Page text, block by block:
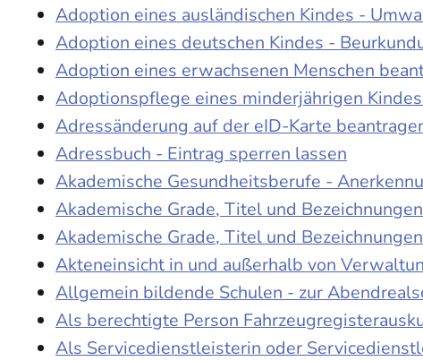
Adoption eines ausländischen Kindes -
Adoption eines deutschen Kindes -
Adoption eines erwachsenen Menschen
Adoptionspflege eines minderjährigen
Adressänderung auf der eID-Karte
Adressbuch - Eintrag sperren lassen
Akademische Gesundheitsberufe -
Akademische Grade, Titel und
Akademische Grade, Titel und
Akteneinsicht in und außerhalb von
Allgemein bildende Schulen - zur
Als berechtigte Person
Als Servicedienstleisterin oder